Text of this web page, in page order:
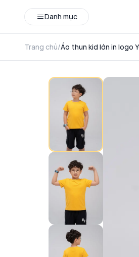
Danh mục
Trang chủ/Áo thun kid lớn in logo